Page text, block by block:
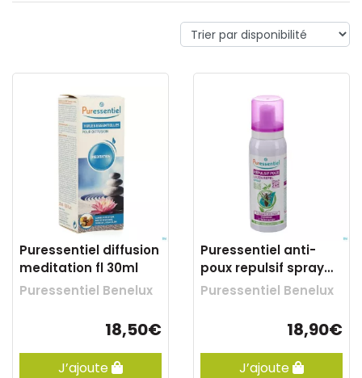
Puressentiel diffusion
meditation fl 30ml
Puressentiel Benelux
18,50€
J’ajoute
Puressentiel anti-
poux repulsif spray
75ml
Puressentiel Benelux
18,90€
J’ajoute